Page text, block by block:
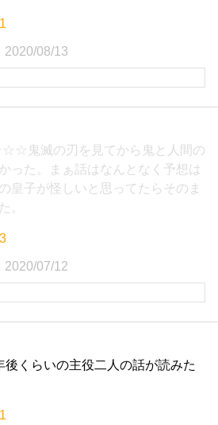
2020/08/13
鬼滅の刃を見てから鬼と人間の
った。まぁ話はなんとなく予想は
皇子が怪しいと思ってたらそのま
。
2020/07/12
後くらいの主役二人の話が読みた